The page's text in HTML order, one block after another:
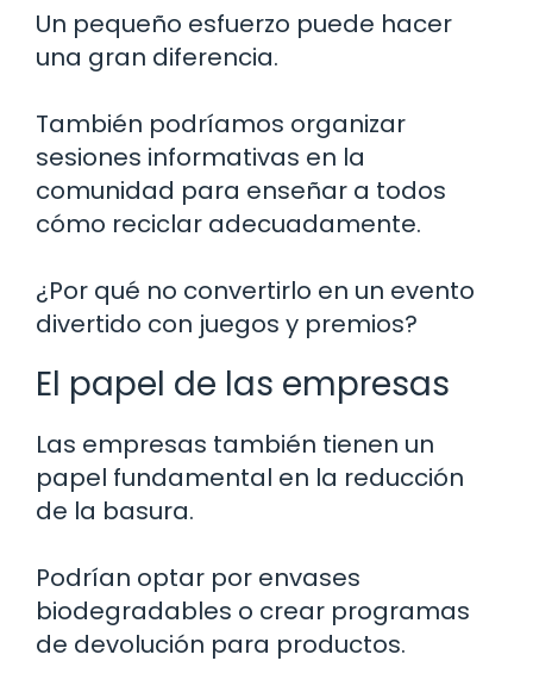
Un pequeño esfuerzo puede hacer
una gran diferencia.
También podríamos organizar
sesiones informativas en la
comunidad para enseñar a todos
cómo reciclar adecuadamente.
¿Por qué no convertirlo en un evento
divertido con juegos y premios?
El papel de las empresas
Las empresas también tienen un
papel fundamental en la reducción
de la basura.
Podrían optar por envases
biodegradables o crear programas
de devolución para productos.